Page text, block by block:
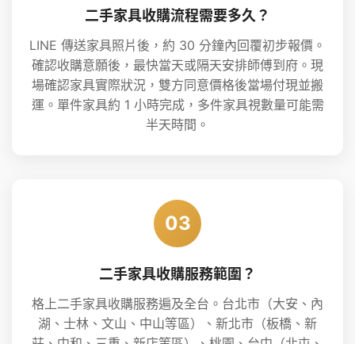
二手家具收購流程需要多久？
LINE 傳送家具照片後，約 30 分鐘內回覆初步報價。
確認收購意願後，最快當天或隔天安排師傅到府。現
場確認家具實際狀況，雙方同意價格後當場付現並搬
運。單件家具約 1 小時完成，多件家具視數量可能需
半天時間。
03
二手家具收購服務範圍？
格上二手家具收購服務遍及全台。台北市（大安、內
湖、士林、文山、中山等區）、新北市（板橋、新